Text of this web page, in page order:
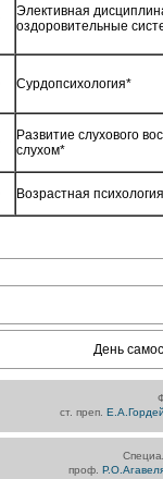
Элективная
оздоровительные
Сурдопсихология*
Развитие слухового
слухом*
Возрастная психология
День
ст. преп.
проф.